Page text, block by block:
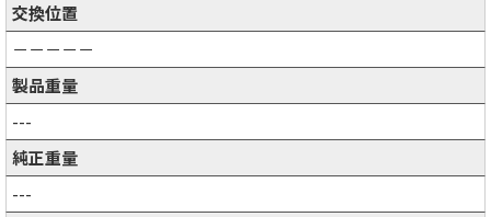
交換位置
－－－－－
製品重量
---
純正重量
---